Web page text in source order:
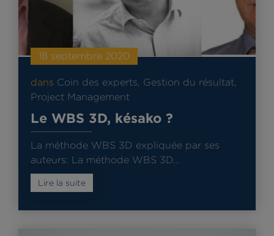
18 septembre 2020
dans Coin des experts Gestion du résultat
Project Management
Le WBS 3D, késako ?
La méthode WBS 3D expliquée par ses
auteurs: La méthode WBS 3D…
Lire la suite